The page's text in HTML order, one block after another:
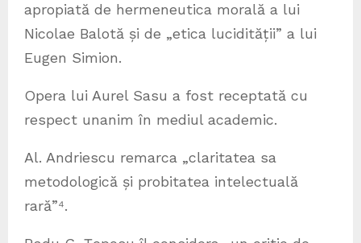
apropiată de hermeneutica morală a lui
Nicolae Balotă și de „etica lucidității” a lui
Eugen Simion.
Opera lui Aurel Sasu a fost receptată cu
respect unanim în mediul academic.
Al. Andriescu remarca „claritatea sa
metodologică și probitatea intelectuală
rară”⁴.